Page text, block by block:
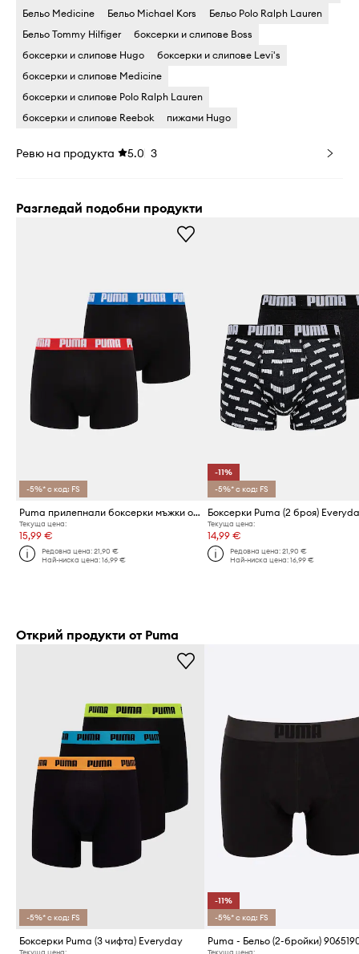
Бельо Medicine Бельо Michael Kors
Бельо Polo Ralph Lauren
Бельо Tommy Hilfiger
боксерки и слипове Boss
боксерки и слипове Hugo
боксерки и слипове Levi's
боксерки и слипове Medicine
боксерки и слипове Polo Ralph Lauren
боксерки и слипове Reebok
пижами Hugo
Ревю на продукта 5.0 3
Разгледай подобни продукти
-5%* с код: FS
Puma прилепнали боксерки мъжки от памук с еластан Everyday Basic 2 броя
Текуща цена:
15,99 €
Редовна цена:21,90 €
Най-ниска цена:16,99 €
-11%
-5%* с код: FS
Текуща цена:
14,99 €
Редовна цена: 21,90 €
Най-ниска цена: 16,99 €
Открий продукти от Puma
-5%* с код: FS
Боксерки Puma (3 чифта) Everyday
Текуща цена:
-11%
-5%* с код: FS
Puma - Бельо (2-бройки)
Текуща цена: